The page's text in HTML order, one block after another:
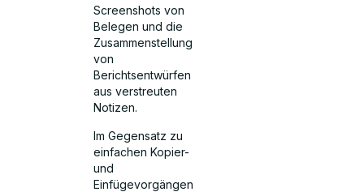
Screenshots von
Belegen und die
Zusammenstellung
von
Berichtsentwürfen
aus verstreuten
Notizen.
Im Gegensatz zu
einfachen Kopier-
und
Einfügevorgängen